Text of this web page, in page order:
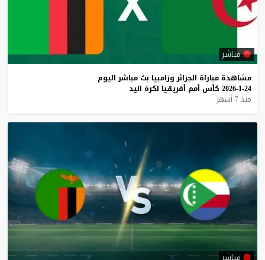
مباشر
مشاهدة مباراة الجزائر وزامبيا بث مباشر اليوم
24-1-2026
كأس أمم أفريقيا لكرة اليد
منذ 7 أشهر